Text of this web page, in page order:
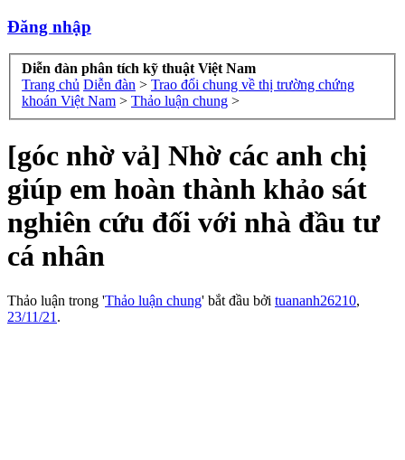
Đăng nhập
Diễn đàn phân tích kỹ thuật Việt Nam
Trang chủ Diễn đàn > Trao đổi chung về thị trường chứng
khoán Việt Nam > Thảo luận chung >
[góc nhờ vả] Nhờ các anh chị
giúp em hoàn thành khảo sát
nghiên cứu đối với nhà đầu tư
cá nhân
Thảo luận trong 'Thảo luận chung' bắt đầu bởi tuananh26210,
23/11/21 .